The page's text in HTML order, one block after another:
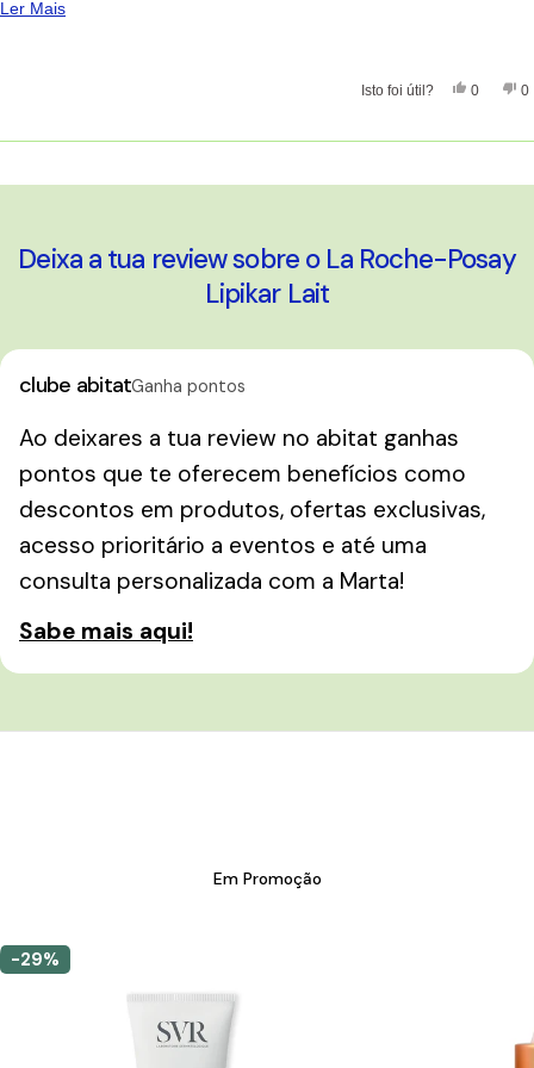
Ler MaisLer Mais Sobre Esta Avaliação
Isto foi útil? Sim,
0 0
Deixa a tua review sobre o La Roche-Posay
Lipikar Lait
clube abitatGanha pontos
Ao deixares a tua review no abitat ganhas
pontos que te oferecem benefícios como
descontos em produtos, ofertas exclusivas,
acesso prioritário a eventos e até uma
consulta personalizada com a Marta!
Sabe mais aqui!
Em Promoção
-29%